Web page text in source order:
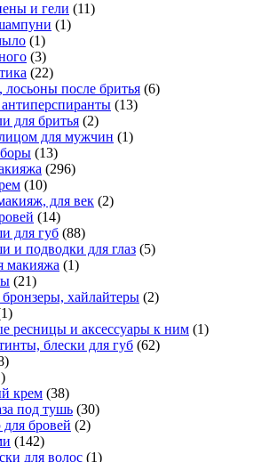
и гели (11)
(1)
(1)
(3)
(22)
лосьоны после бритья (6)
(13)
для бритья (2)
для мужчин (1)
(13)
(296)
(10)
для век (2)
(14)
для губ (88)
и подводки для глаз (5)
макияжа (1)
(21)
хайлайтеры (2)
ресницы и аксессуары к ним (1)
блески для губ (62)
крем (38)
под тушь (30)
бровей (2)
(142)
для волос (1)